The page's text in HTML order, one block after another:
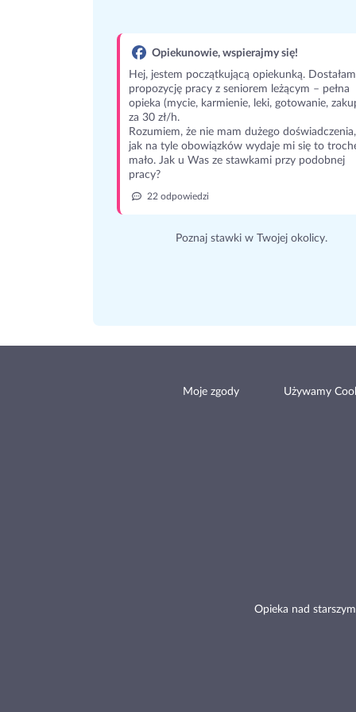
Opiekunowie, wspierajmy się!
Hej, jestem początkującą opiekunką. Dostałam
propozycję pracy z seniorem leżącym – pełna
opieka (mycie, karmienie, leki, gotowanie,
za 30 zł/h.
Rozumiem, że nie mam dużego
jak na tyle obowiązków wydaje mi się to
mało. Jak u Was ze stawkami przy podobnej
pracy?
22 odpowiedzi
Poznaj stawki w Twojej okolicy.
Moje zgody Używamy
Opieka nad